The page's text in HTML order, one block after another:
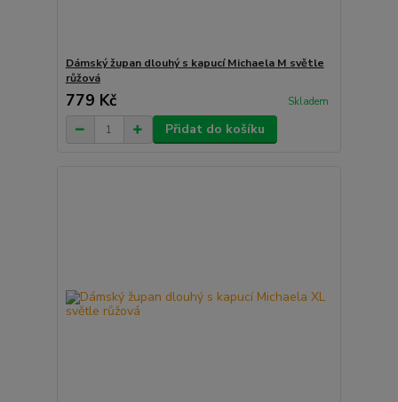
Dámský župan dlouhý s kapucí Michaela M světle
růžová
779 Kč Skladem
Přidat do košíku